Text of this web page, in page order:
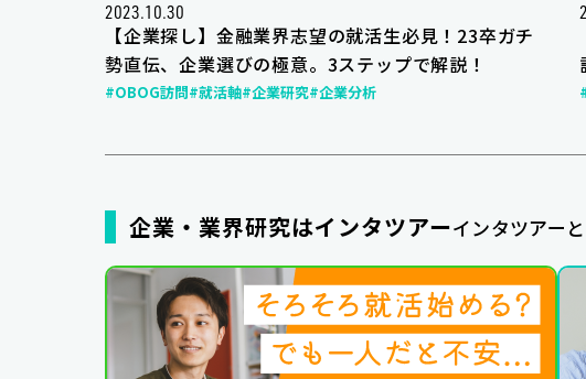
2023.10.30
【企業探し】金融業界志望の就活生必見！23卒ガチ
勢直伝、企業選びの極意。3ステップで解説！
#OBOG訪問#就活軸#企業研究#企業分析
企業・業界研究はインタツアーインタツアー